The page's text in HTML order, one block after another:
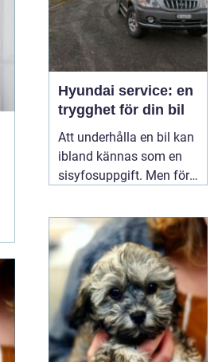
Hyundai service: en
trygghet för din bil
Att underhålla en bil kan
ibland kännas som en
sisyfosuppgift. Men för
sätt att förenkla
uppgiften, nämligen
genom en regelbunden
och noggrant utförd06
augusti 2026